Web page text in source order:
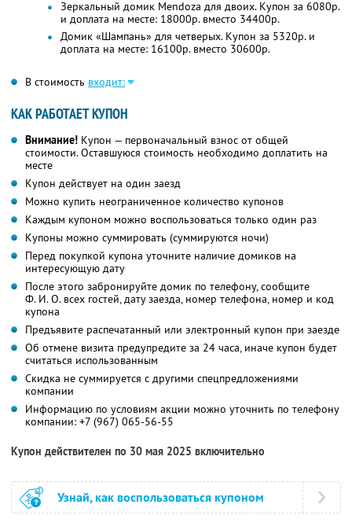
Зеркальный домик Mendoza для двоих. Купон за 6080р.
и доплата на месте: 18000р. вместо 34400р.
Домик «Шампань» для четверых. Купон за 5320р. и
доплата на месте: 16100р. вместо 30600р.
В стоимость входит:
КАК РАБОТАЕТ КУПОН
Внимание! Купон — первоначальный взнос от общей
стоимости. Оставшуюся стоимость необходимо доплатить на
месте
Купон действует на один заезд
Можно купить неограниченное количество купонов
Каждым купоном можно воспользоваться только один раз
Купоны можно суммировать (суммируются ночи)
Перед покупкой купона уточните наличие домиков на
интересующую дату
После этого забронируйте домик по телефону, сообщите
Ф. И. О.всех гостей, дату заезда, номер телефона, номер и код
купона
Предъявите распечатанный или электронный купон при заезде
Об отмене визита предупредите за 24 часа, иначе купон будет
считаться использованным
Скидка не суммируется с другими спецпредложениями
компании
Информацию по условиям акции можно уточнить по телефону
компании: +7 (967) 065-56-55
Купон действителен по 30 мая 2025 включительно
Узнай, как воспользоваться купоном